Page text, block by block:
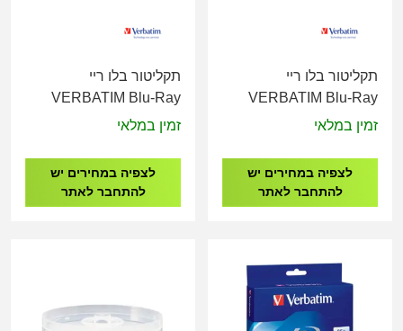
תקליטור בלו ריי
VERBATIM Blu-Ray
Media BD-R DL 50GB
DataLife+, White InkJet
Hub Printable Spindle
Box 10Pcs
זמין במלאי
לצפיה במחירים יש
להתחבר לאתר
תקליטור בלו ריי
VERBATIM Blu-Ray
Media BD-R DL, 8X,
25Pcs
זמין במלאי
לצפיה במחירים יש
להתחבר לאתר